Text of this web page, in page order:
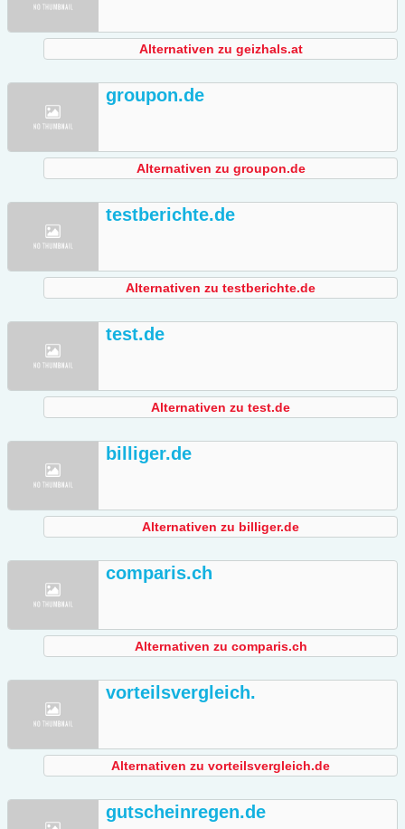
Alternativen zu geizhals.at
groupon.de
Alternativen zu groupon.de
testberichte.de
Alternativen zu testberichte.de
test.de
Alternativen zu test.de
billiger.de
Alternativen zu billiger.de
comparis.ch
Alternativen zu comparis.ch
vorteilsvergleich.
Alternativen zu vorteilsvergleich.de
gutscheinregen.de